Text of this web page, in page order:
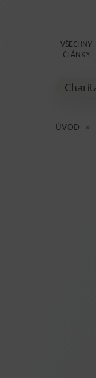
VŠECHNY
ČLÁNKY
ÚVOD